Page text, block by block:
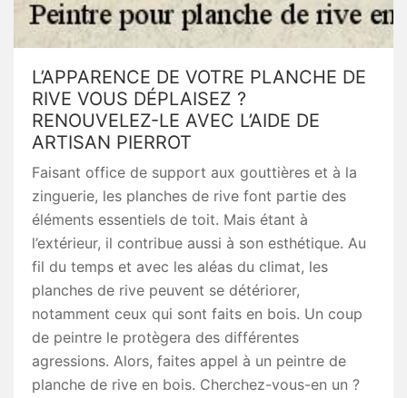
L’APPARENCE DE VOTRE PLANCHE DE
RIVE VOUS DÉPLAISEZ ?
RENOUVELEZ-LE AVEC L’AIDE DE
ARTISAN PIERROT
Faisant office de support aux gouttières et à la
zinguerie, les planches de rive font partie des
éléments essentiels de toit. Mais étant à
l’extérieur, il contribue aussi à son esthétique. Au
fil du temps et avec les aléas du climat, les
planches de rive peuvent se détériorer,
notamment ceux qui sont faits en bois. Un coup
de peintre le protègera des différentes
agressions. Alors, faites appel à un peintre de
planche de rive en bois. Cherchez-vous-en un ?